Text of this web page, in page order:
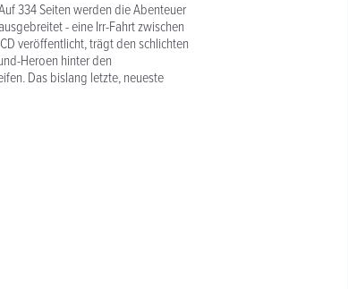
334 Seiten werden die Abenteuer
- eine Irr-Fahrt zwischen
veröffentlicht, trägt den schlichten
Heroen hinter den
Das bislang letzte, neueste